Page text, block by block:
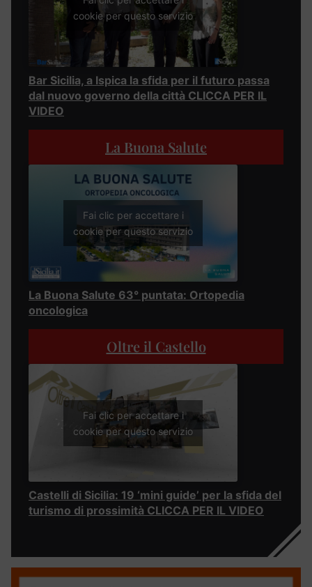
cookie per questo servizio
Bar Sicilia, a Ispica la sfida per il futuro passa
dal nuovo governo della città CLICCA PER IL
VIDEO
La Buona Salute
Fai clic per accettare i
cookie per questo servizio
La Buona Salute 63° puntata: Ortopedia
oncologica
Oltre il Castello
Fai clic per accettare i
cookie per questo servizio
Castelli di Sicilia: 19 ‘mini guide’ per la sfida del
turismo di prossimità CLICCA PER IL VIDEO